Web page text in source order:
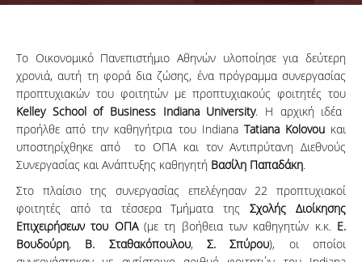
Το Οικονομικό Πανεπιστήμιο Αθηνών υλοποίησε για δεύτερη
χρονιά, αυτή τη φορά δια ζώσης, ένα πρόγραμμα συνεργασίας
προπτυχιακών του φοιτητών με προπτυχιακούς φοιτητές του
Kelley School of Business Indiana University. Η αρχική ιδέα
προήλθε από την καθηγήτρια του Indiana Tatiana Kolovouκαι
υποστηρίχθηκε από το ΟΠΑ και τον Αντιπρύτανη Διεθνούς
Συνεργασίας και Ανάπτυξης καθηγητή Βασίλη Παπαδάκη.
Στο πλαίσιο της συνεργασίας επελέγησαν 22 προπτυχιακοί
φοιτητές από τα τέσσερα Τμήματα τηςΣχολής Διοίκησης
Επιχειρήσεων του ΟΠΑ(με τη βοήθεια των καθηγητών κ.κ.Ε.
Βουδούρη, Β. Σταθακόπουλου,Σ. Σπύρου), οι οποίοι